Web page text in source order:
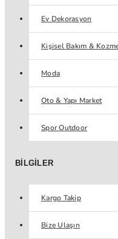
Ev Dekorasyon
Kişisel Bakım &
Moda
Oto & Yapı Market
Spor Outdoor
BILGILER
Kargo Takip
Bize Ulaşın